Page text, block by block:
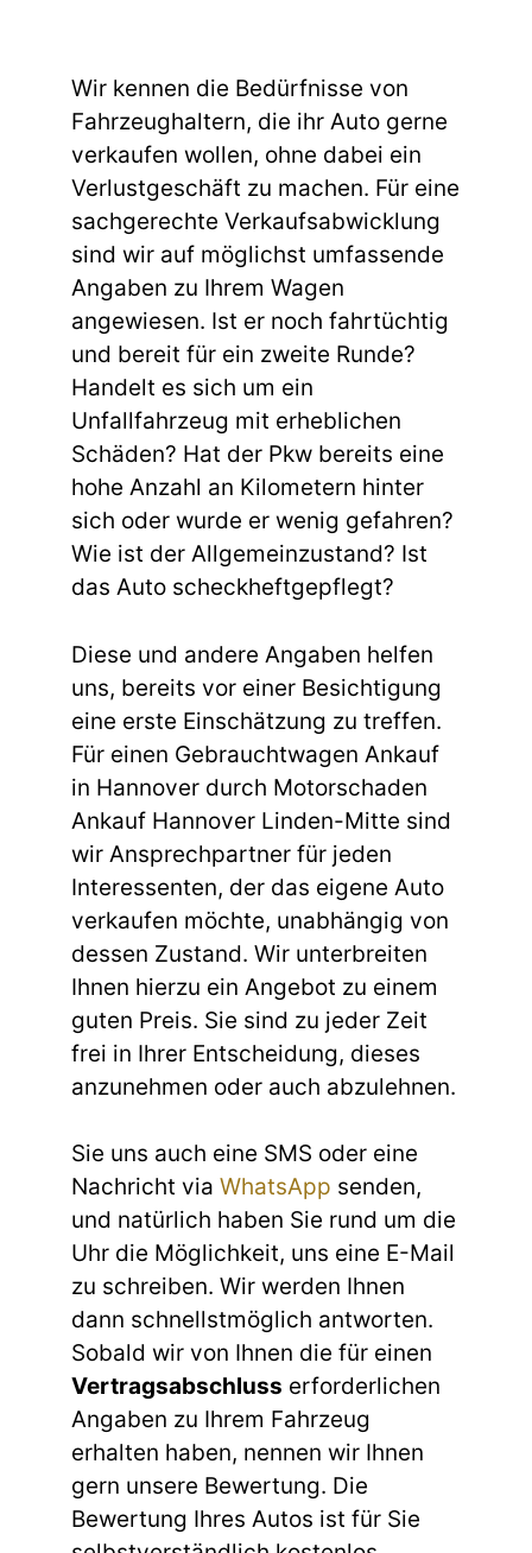
Wir kennen die Bedürfnisse von
Fahrzeughaltern, die ihr Auto gerne
verkaufen wollen, ohne dabei ein
Verlustgeschäft zu machen. Für eine
sachgerechte Verkaufsabwicklung
sind wir auf möglichst umfassende
Angaben zu Ihrem Wagen
angewiesen. Ist er noch fahrtüchtig
und bereit für ein zweite Runde?
Handelt es sich um ein
Unfallfahrzeug mit erheblichen
Schäden? Hat der Pkw bereits eine
hohe Anzahl an Kilometern hinter
sich oder wurde er wenig gefahren?
Wie ist der Allgemeinzustand? Ist
das Auto scheckheftgepflegt?
Diese und andere Angaben helfen
uns, bereits vor einer Besichtigung
eine erste Einschätzung zu treffen.
Für einen Gebrauchtwagen Ankauf
in Hannover durch Motorschaden
Ankauf Hannover Linden-Mitte sind
wir Ansprechpartner für jeden
Interessenten, der das eigene Auto
verkaufen möchte, unabhängig von
dessen Zustand. Wir unterbreiten
Ihnen hierzu ein Angebot zu einem
guten Preis. Sie sind zu jeder Zeit
frei in Ihrer Entscheidung, dieses
anzunehmen oder auch abzulehnen.
Sie uns auch eine SMS oder eine
Nachricht via WhatsApp senden,
und natürlich haben Sie rund um die
Uhr die Möglichkeit, uns eine E-Mail
zu schreiben. Wir werden Ihnen
dann schnellstmöglich antworten.
Sobald wir von Ihnen die für einen
Vertragsabschluss erforderlichen
Angaben zu Ihrem Fahrzeug
erhalten haben, nennen wir Ihnen
gern unsere Bewertung. Die
Bewertung Ihres Autos ist für Sie